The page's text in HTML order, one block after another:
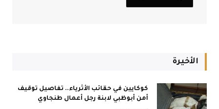
الأخيرة
كوكايين في حقائب الأثرياء.. تفاصيل توقيف
أمن أبوظبي لابنة رجل أعمال طنجاوي